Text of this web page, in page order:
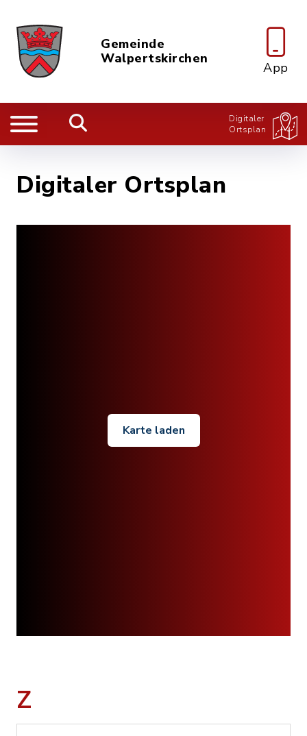
Gemeinde
Walpertskirchen
App
Digitaler
Ortsplan
Digitaler Ortsplan
Karte laden
Z